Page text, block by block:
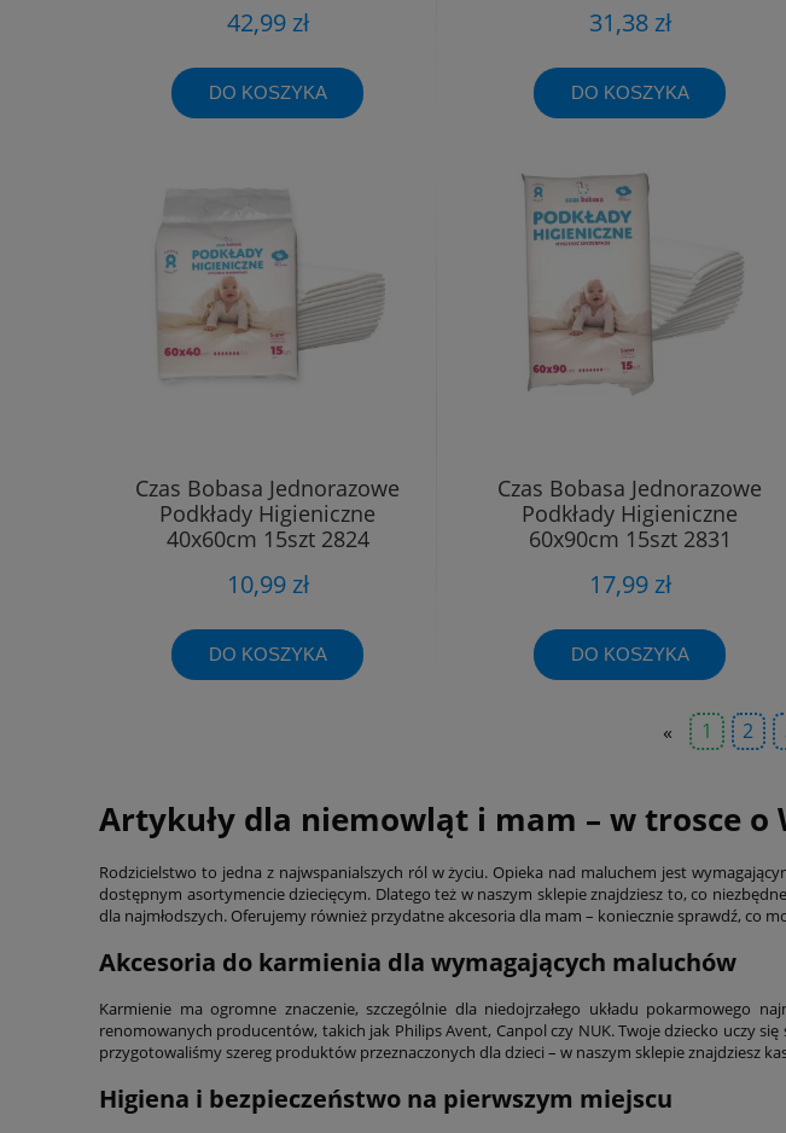
42,99 zł
DO KOSZYKA
31,38 zł
DO KOSZYKA
Czas Bobasa Jednorazowe
Podkłady Higieniczne
40x60cm 15szt 2824
10,99 zł
DO KOSZYKA
Czas Bobasa Jednorazowe
Podkłady Higieniczne
60x90cm 15szt 2831
17,99 zł
DO KOSZYKA
« 1 2
Artykuły dla niemowląt i mam – w trosce o
Rodzicielstwo to jedna z najwspanialszych ról w życiu. Opieka nad maluchem jest
dostępnym asortymencie dziecięcym. Dlatego też w naszym sklepie znajdziesz to, co
dla najmłodszych. Oferujemy również przydatne akcesoria dla mam – koniecznie sprawdź, co
Akcesoria do karmienia dla wymagających maluchów
Karmienie ma ogromne znaczenie, szczególnie dla niedojrzałego układu pokarmowego
renomowanych producentów, takich jak Philips Avent, Canpol czy NUK. Twoje dziecko uczy
przygotowaliśmy szereg produktów przeznaczonych dla dzieci – w naszym sklepie znajdziesz
Higiena i bezpieczeństwo na pierwszym miejscu